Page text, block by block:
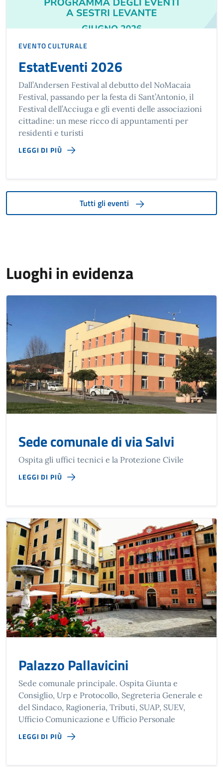
EVENTO CULTURALE
EstatEventi 2026
Dall’Andersen Festival al debutto del NoMacaia
Festival, passando per la festa di Sant’Antonio, il
Festival dell’Acciuga e gli eventi delle associazioni
cittadine: un mese ricco di appuntamenti per
residenti e turisti
LEGGI DI PIÙ
Tutti gli eventi
Luoghi in evidenza
Sede comunale di via Salvi
Ospita gli uffici tecnici e la Protezione Civile
LEGGI DI PIÙ
Palazzo Pallavicini
Sede comunale principale. Ospita Giunta e
Consiglio, Urp e Protocollo, Segreteria Generale e
del Sindaco, Ragioneria, Tributi, SUAP, SUEV,
Ufficio Comunicazione e Ufficio Personale
LEGGI DI PIÙ